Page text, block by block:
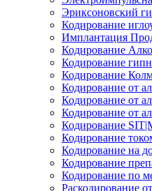
Эриксоновский
Кодирование
Имплантация
Кодирование
Кодирование
Кодирование
Кодирование от
Кодирование от
Кодирование от
Кодирование
Кодирование
Кодирование на
Кодирование
Кодирование по
Раскодирование